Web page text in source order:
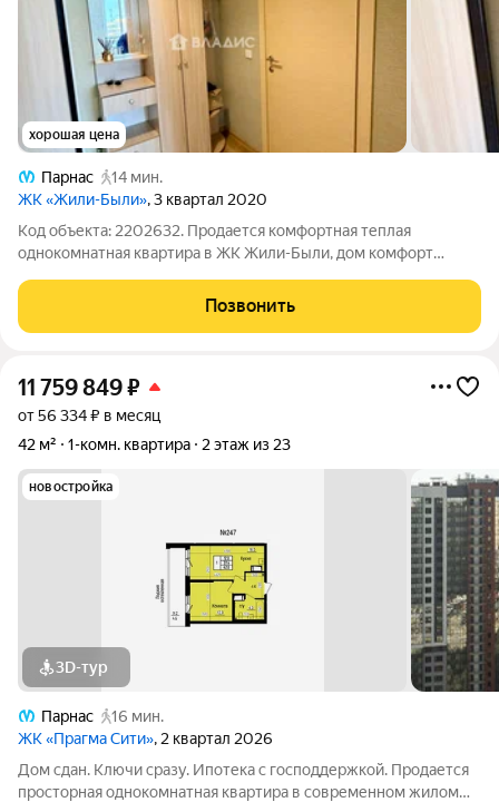
хорошая цена
Парнас
14 мин.
ЖК «Жили-Были», 3 квартал 2020
Код объекта: 2202632. Продается комфортная теплая
однокомнатная квартира в ЖК Жили-Были, дом комфорт
приобретаете новое жилье. Приобреталась и по документам
как евро-двушка. Большая
Позвонить
11 759 849₽
от 56 334 ₽ в месяц
42 м²
1-комн. квартира 2 этаж из 23
новостройка
3D-тур
Парнас
16 мин.
ЖК «Прагма Сити», 2 квартал 2026
Дом сдан. Ключи сразу. Ипотека с господдержкой. Продается
просторная однокомнатная квартира в современном жилом